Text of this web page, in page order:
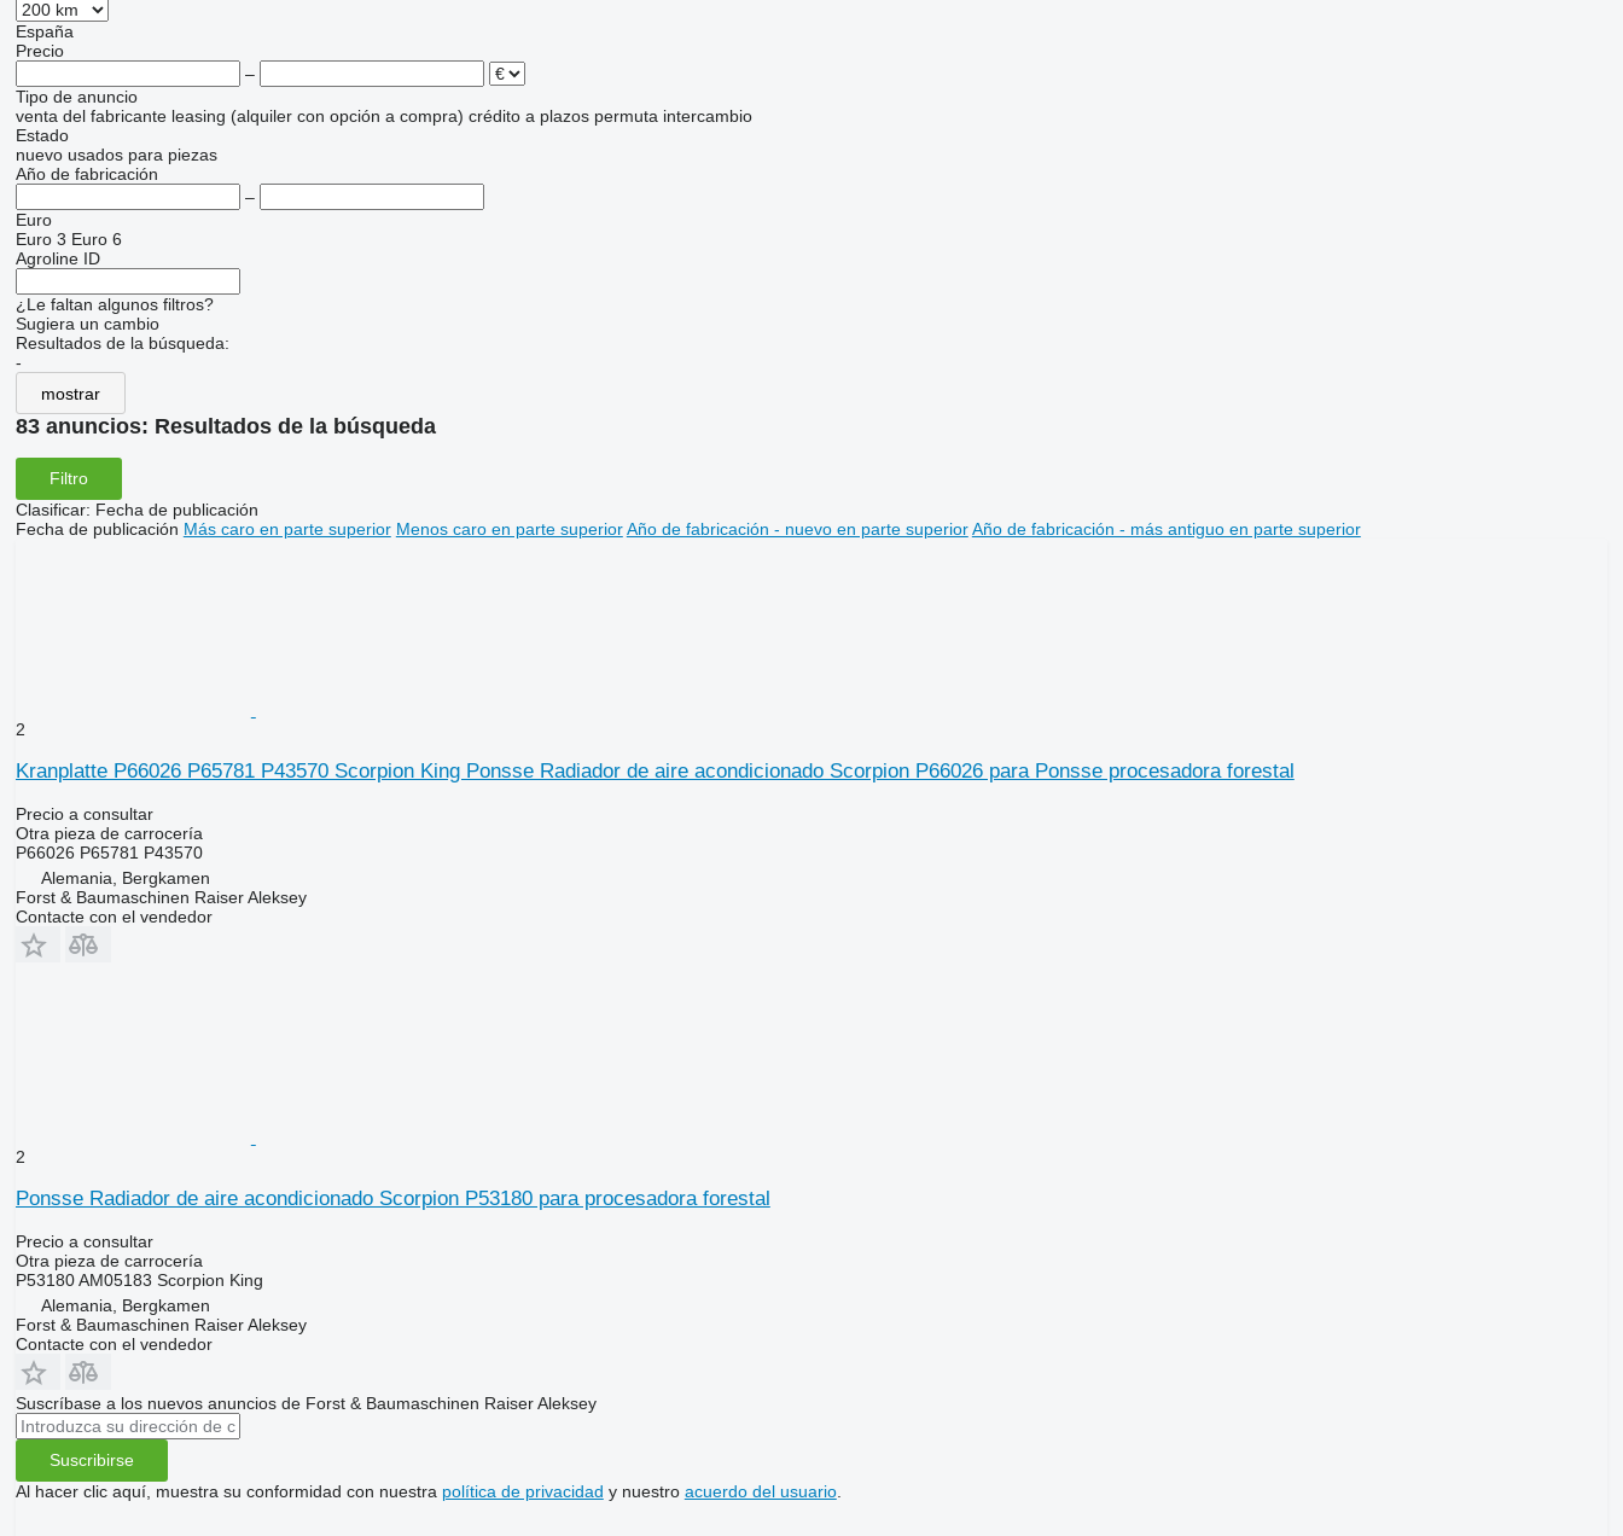
España
Precio
–
Tipo de anuncio
venta del fabricante leasing (alquiler con opción a compra) crédito a plazos permuta intercambio
Estado
nuevo usados para piezas
Año de fabricación
–
Euro
Euro 3 Euro 6
Agroline ID
¿Le faltan algunos filtros?
Sugiera un cambio
Resultados de la búsqueda:
-
mostrar
83 anuncios: Resultados de la búsqueda
Filtro
Clasificar: Fecha de publicación
Fecha de publicación Más caro en parte superior Menos caro en parte superior Año de fabricación - nuevo en parte superior Año de fabricación - más antiguo en parte superior
2
Kranplatte P66026 P65781 P43570 Scorpion King Ponsse Radiador de aire acondicionado Scorpion P66026 para Ponsse procesadora forestal
Precio a consultar
Otra pieza de carrocería
P66026 P65781 P43570
Alemania, Bergkamen
Forst & Baumaschinen Raiser Aleksey
Contacte con el vendedor
2
Ponsse Radiador de aire acondicionado Scorpion P53180 para procesadora forestal
Precio a consultar
Otra pieza de carrocería
P53180 AM05183 Scorpion King
Alemania, Bergkamen
Forst & Baumaschinen Raiser Aleksey
Contacte con el vendedor
Suscríbase a los nuevos anuncios de Forst & Baumaschinen Raiser Aleksey
Suscribirse
Al hacer clic aquí, muestra su conformidad con nuestra política de privacidad y nuestro acuerdo del usuario.